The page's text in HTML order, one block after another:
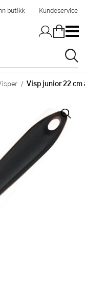
butikk Kundeservice
Visp junior 22